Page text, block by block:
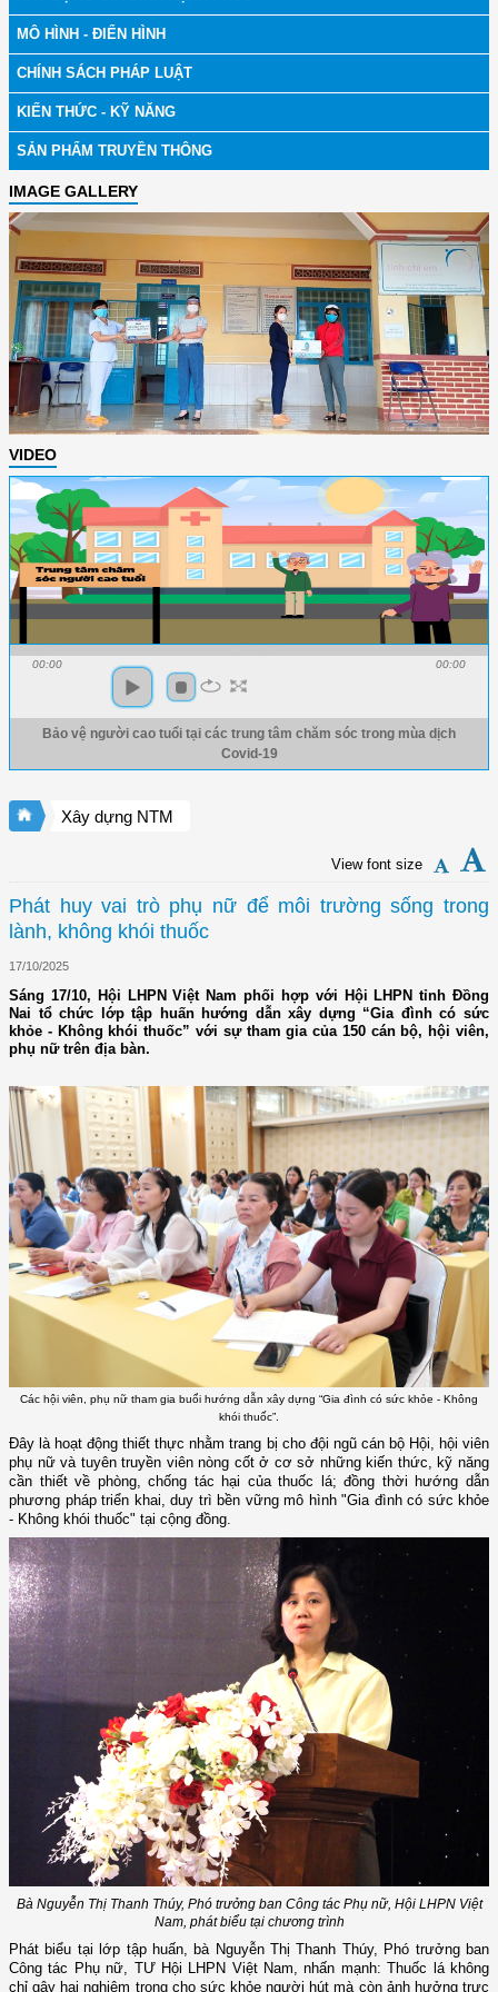
MÔ HÌNH - ĐIỂN HÌNH
CHÍNH SÁCH PHÁP LUẬT
KIẾN THỨC - KỸ NĂNG
SẢN PHẨM TRUYỀN THÔNG
IMAGE GALLERY
VIDEO
00:00 00:00
Bảo vệ người cao tuổi tại các trung tâm chăm sóc trong mùa dịch
Covid-19
Xây dựng NTM
View font size
Phát huy vai trò phụ nữ để môi trường sống trong
lành, không khói thuốc
17/10/2025
Sáng 17/10, Hội LHPN Việt Nam phối hợp với Hội LHPN tỉnh Đồng
Nai tổ chức lớp tập huấn hướng dẫn xây dựng “Gia đình có sức
khỏe - Không khói thuốc” với sự tham gia của 150 cán bộ, hội viên,
phụ nữ trên địa bàn.
Các hội viên, phụ nữ tham gia buổi hướng dẫn xây dựng “Gia đình có sức khỏe - Không
khói thuốc”.
Đây là hoạt động thiết thực nhằm trang bị cho đội ngũ cán bộ Hội, hội viên
phụ nữ và tuyên truyền viên nòng cốt ở cơ sở những kiến thức, kỹ năng
cần thiết về phòng, chống tác hại của thuốc lá; đồng thời hướng dẫn
phương pháp triển khai, duy trì bền vững mô hình "Gia đình có sức khỏe
- Không khói thuốc" tại cộng đồng.
Bà Nguyễn Thị Thanh Thúy, Phó trưởng ban Công tác Phụ nữ, Hội LHPN Việt
Nam, phát biểu tại chương trình
Phát biểu tại lớp tập huấn, bà Nguyễn Thị Thanh Thúy, Phó trưởng ban
Công tác Phụ nữ, TƯ Hội LHPN Việt Nam, nhấn mạnh: Thuốc lá không
chỉ gây hại nghiêm trọng cho sức khỏe người hút mà còn ảnh hưởng trực